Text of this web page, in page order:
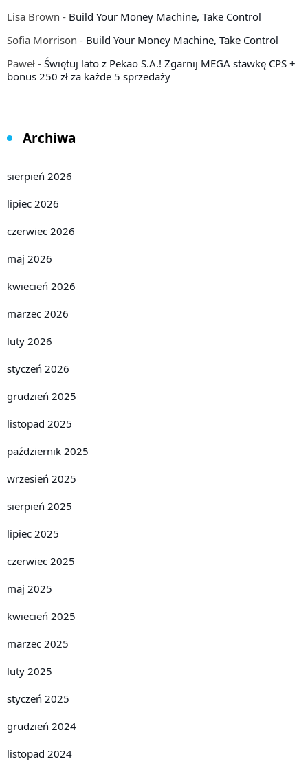
Lisa Brown - Build Your Money Machine, Take Control
Sofia Morrison - Build Your Money Machine, Take Control
Paweł - Świętuj lato z Pekao S.A.! Zgarnij MEGA stawkę CPS +
bonus 250 zł za każde 5 sprzedaży
Archiwa
sierpień 2026
lipiec 2026
czerwiec 2026
maj 2026
kwiecień 2026
marzec 2026
luty 2026
styczeń 2026
grudzień 2025
listopad 2025
październik 2025
wrzesień 2025
sierpień 2025
lipiec 2025
czerwiec 2025
maj 2025
kwiecień 2025
marzec 2025
luty 2025
styczeń 2025
grudzień 2024
listopad 2024